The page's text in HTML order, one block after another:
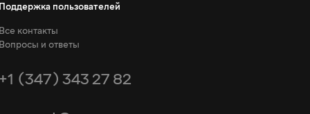
Поддержка пользователей
Все контакты
Вопросы и ответы
+1 (347) 343 27 82